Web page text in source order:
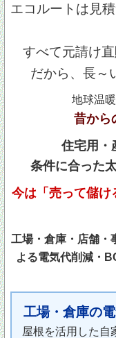
エコルートは見
すべて元請け
だから、長～
地球温
昔から
住宅用・
条件に合った
今は「売って儲け
工場・倉庫・店舗・
よる電気代削減・
工場・倉庫の
屋根を活用した自